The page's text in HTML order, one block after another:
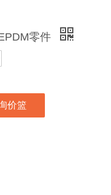
零件
价篮